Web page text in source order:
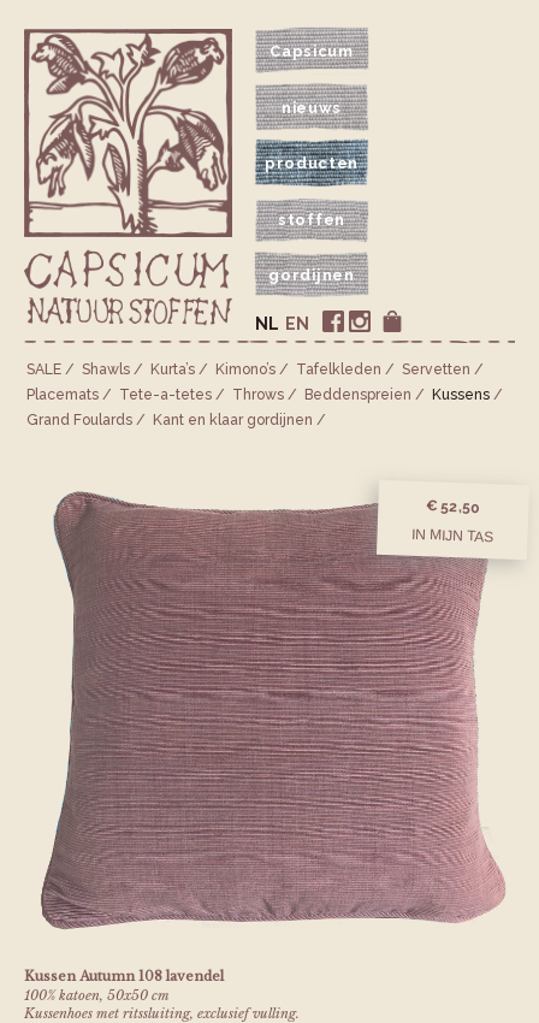
Capsicum
nieuws
producten
stoffen
gordijnen
EN
NL
SALE Shawls Kurta’s Kimono’s Tafelkleden
Servetten
Placemats
Tete-a-tetes Throws Bedden­spreien
Kussens
Grand Foulards
Kant en klaar gordijnen
Kussen Autumn 108 lavendel
100% katoen, 50x50 cm
Kussenhoes met ritssluiting, exclusief vulling.
€ 52,50
IN MIJN TAS